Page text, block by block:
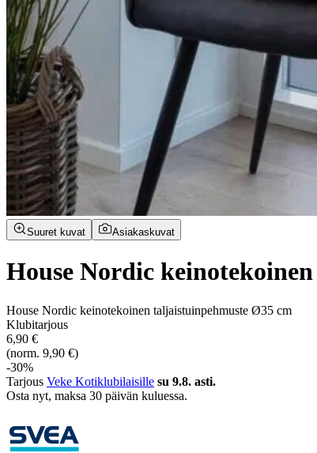
Suuret kuvat Asiakaskuvat
House Nordic
House Nordic keinotekoinen taljaistuinpehmuste Ø35 cm
Klubitarjous
6,90 €
(norm. 9,90 €)
-30%
Tarjous Veke Kotiklubilaisille su 9.8. asti.
Osta nyt, ­maksa 30 päivän kuluessa.